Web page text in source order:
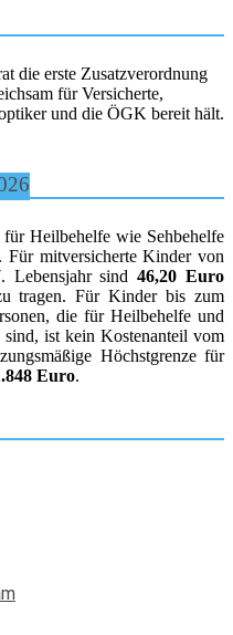
die erste Zusatzverordnung
für Versicherte,
und die ÖGK bereit hält.
Heilbehelfe wie Sehbehelfe
mitversicherte Kinder von
Lebensjahr sind46,20 Euro
tragen. Für Kinder bis zum
die für Heilbehelfe und
ist kein Kostenanteil vom
Höchstgrenze für
Euro.